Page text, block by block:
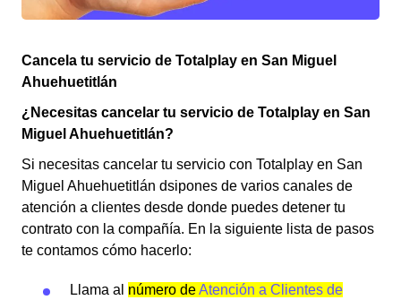
Cancela tu servicio de Totalplay en San Miguel
Ahuehuetitlán
¿Necesitas cancelar tu servicio de Totalplay en San
Miguel Ahuehuetitlán?
Si necesitas cancelar tu servicio con Totalplay en San
Miguel Ahuehuetitlán dsipones de varios canales de
atención a clientes desde donde puedes detener tu
contrato con la compañía. En la siguiente lista de pasos
te contamos cómo hacerlo:
Llama al número deAtención a Clientes de